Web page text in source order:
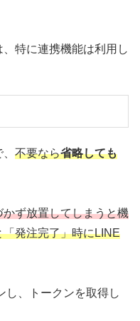
特に連携機能は利用し
不要なら省略しても
かず放置してしまうと機
発注完了」時にLINE
し、トークンを取得し